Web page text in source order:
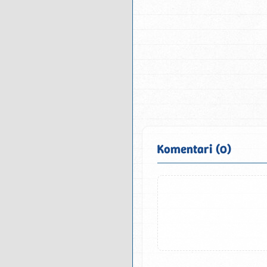
Komentari (0)